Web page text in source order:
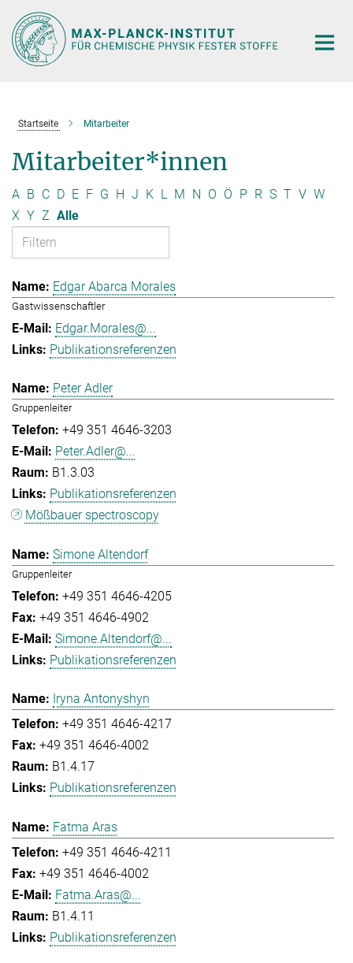
Hauptinhalt
Startseite Mitarbeiter
Mitarbeiter*innen
A B C D E F G H J K L M N O Ö P R S T V W
X Y Z Alle
Edgar Abarca Morales
Gastwissenschaftler
Edgar.Morales@...
Publikationsreferenzen
Peter Adler
Gruppenleiter
+49 351 4646-3203
Peter.Adler@...
B1.3.03
Publikationsreferenzen
Mößbauer spectroscopy
Simone Altendorf
Gruppenleiter
+49 351 4646-4205
+49 351 4646-4902
Simone.Altendorf@...
Publikationsreferenzen
Iryna Antonyshyn
+49 351 4646-4217
+49 351 4646-4002
B1.4.17
Publikationsreferenzen
Fatma Aras
+49 351 4646-4211
+49 351 4646-4002
Fatma.Aras@...
B1.4.11
Publikationsreferenzen